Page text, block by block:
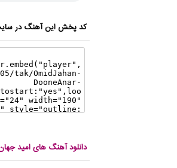
کد پخش این آهنگ در
دانلود آهنگ های امید